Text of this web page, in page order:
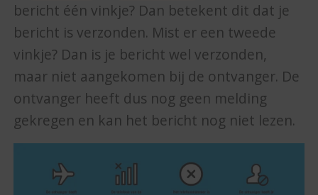
bericht één vinkje? Dan betekent dit dat je
bericht is verzonden. Mist er een tweede
vinkje? Dan is je bericht wel verzonden,
maar niet aangekomen bij de ontvanger. De
ontvanger heeft dus nog geen melding
gekregen en kan het bericht nog niet lezen.